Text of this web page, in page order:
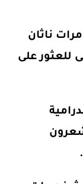
ناثان
للعثور على